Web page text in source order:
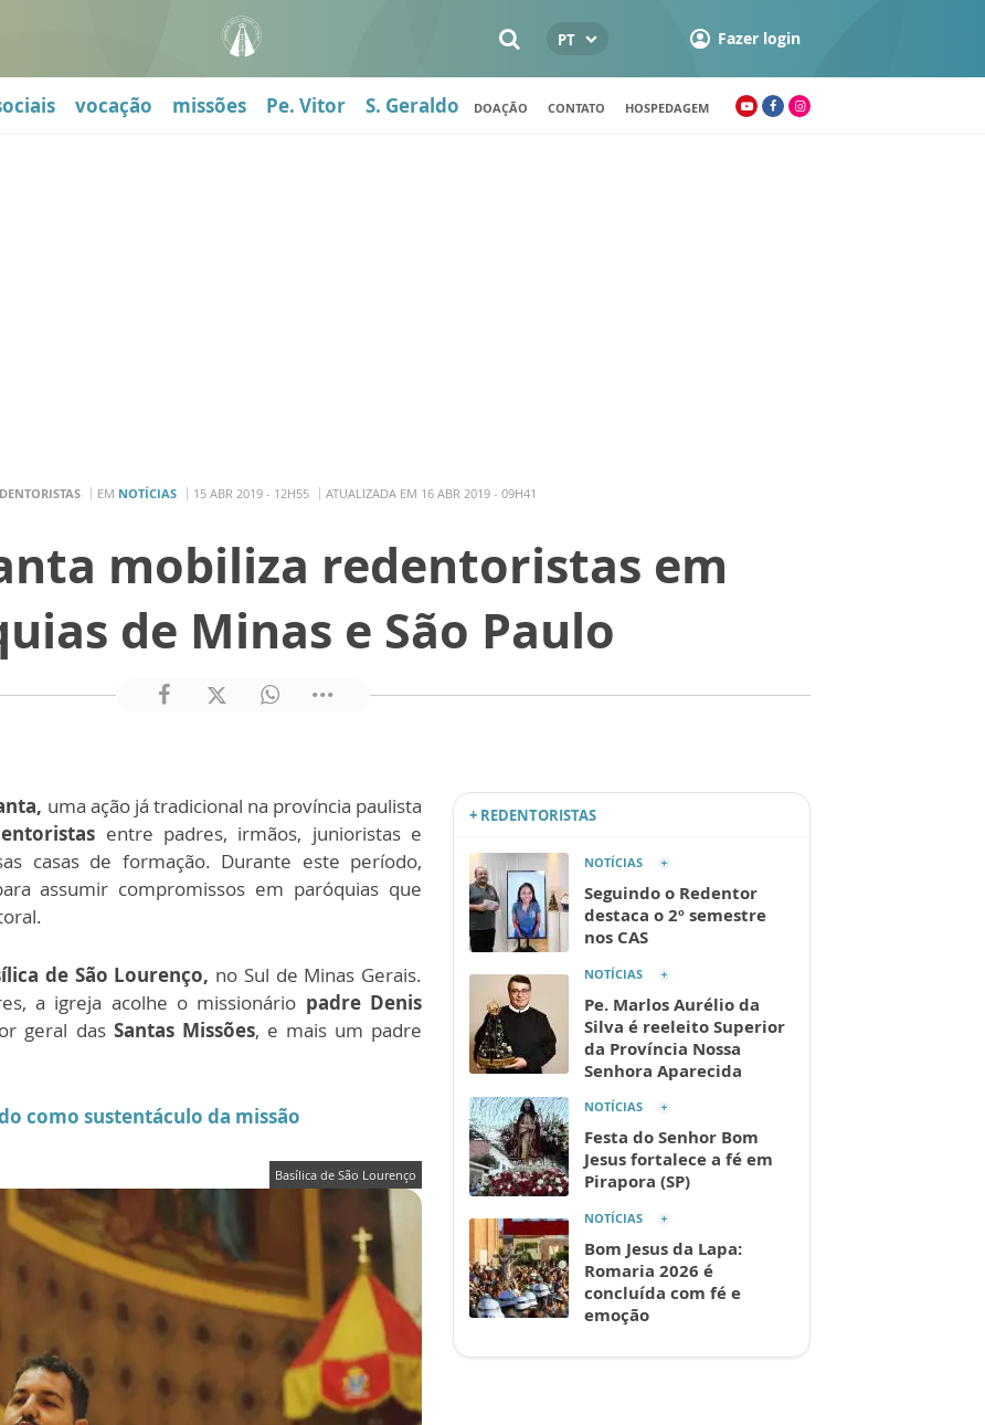
PT Fazer login
vocação missões Pe. Vitor S. Geraldo DOAÇÃO CONTATO HOSPEDAGEM
EM NOTÍCIAS 15 ABR 2019 - 12H55 ATUALIZADA EM 16 ABR 2019 - 09H41
mobiliza redentoristas em
de Minas e São Paulo
uma ação já tradicional na província paulista
entre padres, irmãos, junioristas e
casas de formação. Durante este período,
assumir compromissos em paróquias que
de São Lourenço, no Sul de Minas Gerais.
a igreja acolhe o missionário padre Denis
geral das Santas Missões, e mais um padre
como sustentáculo da missão
Basílica de São Lourenço
+ REDENTORISTAS
NOTÍCIAS
Seguindo o Redentor
destaca o 2º semestre
nos CAS
NOTÍCIAS
Pe. Marlos Aurélio da
Silva é reeleito Superior
da Província Nossa
Senhora Aparecida
NOTÍCIAS
Festa do Senhor Bom
Jesus fortalece a fé em
Pirapora (SP)
NOTÍCIAS
Bom Jesus da Lapa:
Romaria 2026 é
concluída com fé e
emoção